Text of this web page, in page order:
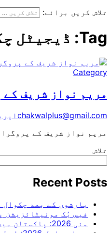
تلاش کریں برائے:
Tag: ڈیجیٹل
Category
مریم نواز شریف کے
chakwalplus@gmail.com اپریل
مریم نواز شریف کے
تلاش
Recent Posts
بارشوں کے بعد
فیس بُک مونیٹائزیشن
مئی 2026: پاکستان میں چھٹیوں کی بہار، کام کم اور آرام زیادہ